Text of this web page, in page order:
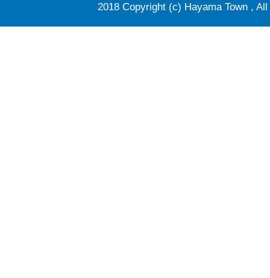
2018 Copyright (c) Hayama Town ,